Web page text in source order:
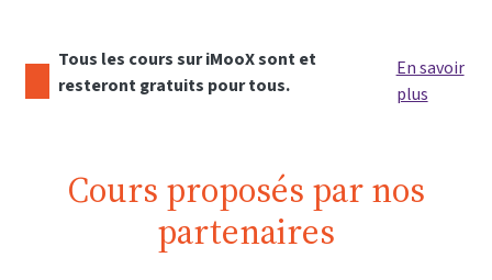
Tous les cours sur iMooX sont et
resteront gratuits pour tous.
En savoir
plus
Cours proposés par nos
partenaires